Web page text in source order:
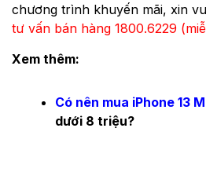
chương trình khuyến mãi, xin
tư vấn bán hàng 1800.6229
Xem thêm:
Có nên mua iPhone 13
dưới 8 triệu?